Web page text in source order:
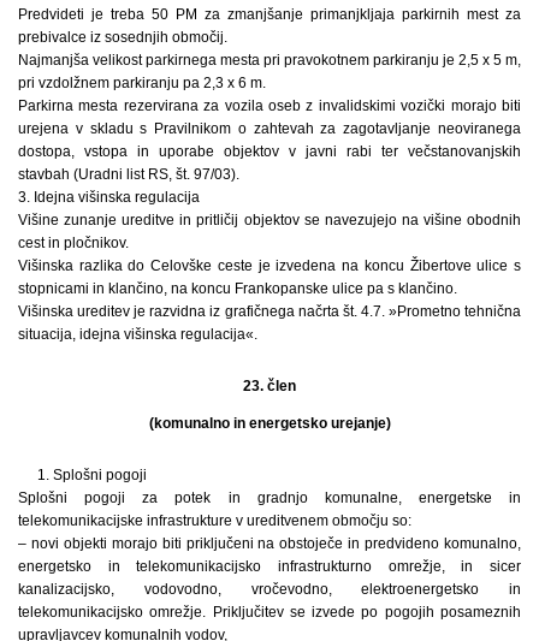
Predvideti je treba 50 PM za zmanjšanje primanjkljaja parkirnih mest za
prebivalce iz sosednjih območij.
Najmanjša velikost parkirnega mesta pri pravokotnem parkiranju je 2,5 x 5 m,
pri vzdolžnem parkiranju pa 2,3 x 6 m.
Parkirna mesta rezervirana za vozila oseb z invalidskimi vozički morajo biti
urejena v skladu s Pravilnikom o zahtevah za zagotavljanje neoviranega
dostopa, vstopa in uporabe objektov v javni rabi ter večstanovanjskih
stavbah (Uradni list RS, št. 97/03).
3. Idejna višinska regulacija
Višine zunanje ureditve in pritličij objektov se navezujejo na višine obodnih
cest in pločnikov.
Višinska razlika do Celovške ceste je izvedena na koncu Žibertove ulice s
stopnicami in klančino, na koncu Frankopanske ulice pa s klančino.
Višinska ureditev je razvidna iz grafičnega načrta št. 4.7. »Prometno tehnična
situacija, idejna višinska regulacija«.
23. člen
(komunalno in energetsko urejanje)
1. Splošni pogoji
Splošni pogoji za potek in gradnjo komunalne, energetske in
telekomunikacijske infrastrukture v ureditvenem območju so:
– novi objekti morajo biti priključeni na obstoječe in predvideno komunalno,
energetsko in telekomunikacijsko infrastrukturno omrežje, in sicer
kanalizacijsko, vodovodno, vročevodno, elektroenergetsko in
telekomunikacijsko omrežje. Priključitev se izvede po pogojih posameznih
upravljavcev komunalnih vodov,